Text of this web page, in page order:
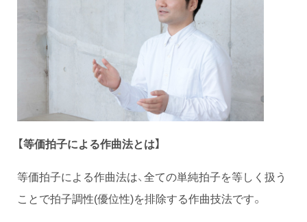
【等価拍子による作曲法とは】
等価拍子による作曲法は、全ての単純拍子を等しく扱う
ことで拍子調性(優位性)を排除する作曲技法です。